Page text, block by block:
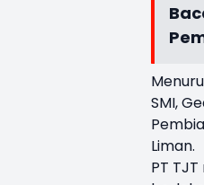
SMI,
Liman.
PT